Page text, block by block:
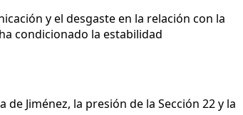
y el desgaste en la relación con la
condicionado la estabilidad
Jiménez, la presión de la Sección 22 y la